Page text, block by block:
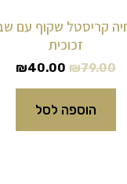
קריסטל שקוף עם
זכוכית
₪79.00
₪40.00
הוספה לסל